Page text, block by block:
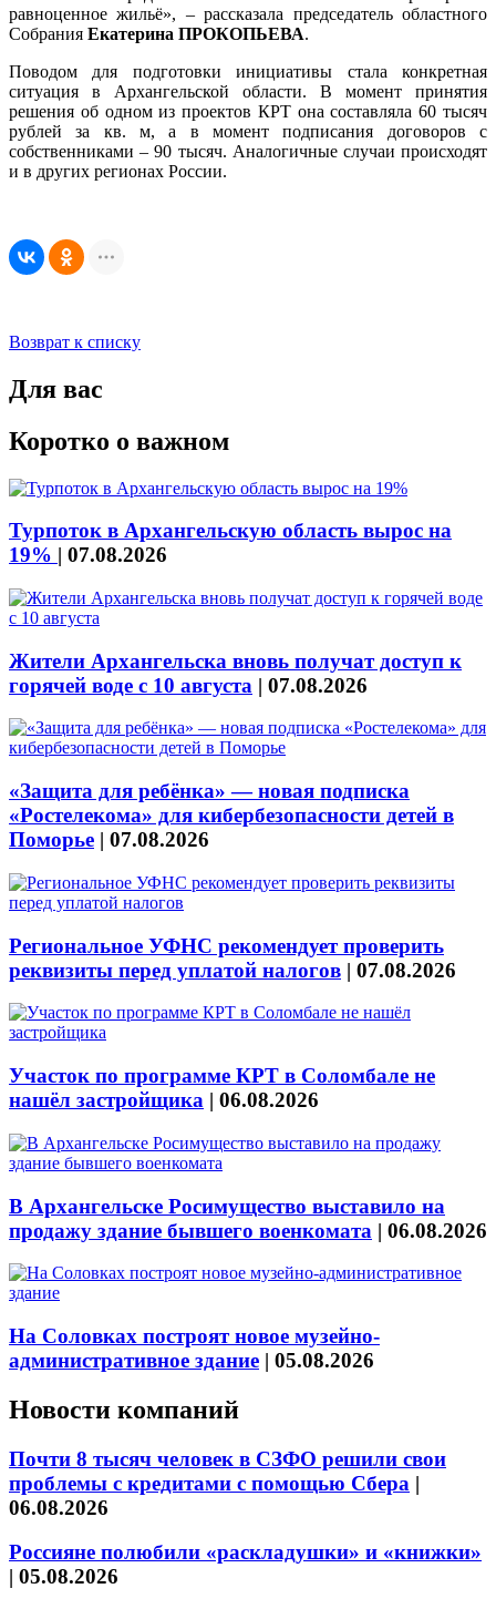
равноценное жильё», – рассказала председатель областного
Собрания Екатерина ПРОКОПЬЕВА.
Поводом для подготовки инициативы стала конкретная
ситуация в Архангельской области. В момент принятия
решения об одном из проектов КРТ она составляла 60 тысяч
рублей за кв. м, а в момент подписания договоров с
собственниками – 90 тысяч. Аналогичные случаи происходят
и в других регионах России.
Возврат к списку
Для вас
Коротко о важном
Турпоток в Архангельскую область вырос на
19% | 07.08.2026
Жители Архангельска вновь получат доступ к
горячей воде с 10 августа | 07.08.2026
«Защита для ребёнка» — новая подписка
«Ростелекома» для кибербезопасности детей в
Поморье | 07.08.2026
Региональное УФНС рекомендует проверить
реквизиты перед уплатой налогов | 07.08.2026
Участок по программе КРТ в Соломбале не
нашёл застройщика | 06.08.2026
В Архангельске Росимущество выставило на
продажу здание бывшего военкомата | 06.08.2026
На Соловках построят новое музейно-
административное здание | 05.08.2026
Новости компаний
Почти 8 тысяч человек в СЗФО решили свои
проблемы с кредитами с помощью Сбера |
06.08.2026
Россияне полюбили «раскладушки» и «книжки»
| 05.08.2026